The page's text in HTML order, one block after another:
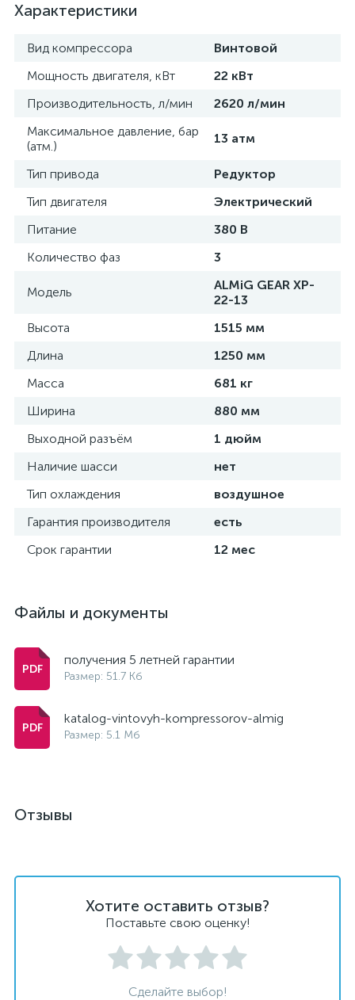
Характеристики
Вид компрессора
Винтовой
Мощность двигателя, кВт
22 кВт
Производительность, л/мин
2620 л/мин
Максимальное давление, бар
(атм.)
13 атм
Тип привода
Редуктор
Тип двигателя
Электрический
Питание
380 В
Количество фаз
3
Модель
ALMiG GEAR XP-
22-13
Высота
1515 мм
Длина
1250 мм
Масса
681 кг
Ширина
880 мм
Выходной разъём
1 дюйм
Наличие шасси
нет
Тип охлаждения
воздушное
Гарантия производителя
есть
Срок гарантии
12 мес
Файлы и документы
получения 5 летней гарантии
Размер: 51.7 Кб
katalog-vintovyh-kompressorov-almig
Размер: 5.1 Мб
Отзывы
Хотите оставить отзыв?
Поставьте свою оценку!
Сделайте выбор!